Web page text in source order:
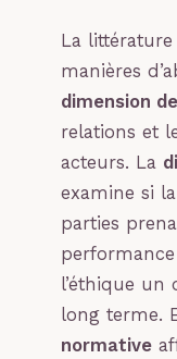
La
manières
dimension
relations et
acteurs. La
examine si
parties
l’éthique un
long terme.
normative